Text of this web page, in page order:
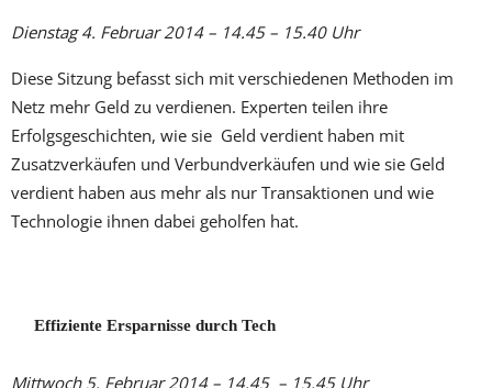
Dienstag 4. Februar 2014 – 14.45 – 15.40 Uhr
Diese Sitzung befasst sich mit verschiedenen Methoden im
Netz mehr Geld zu verdienen. Experten teilen ihre
Erfolgsgeschichten, wie sie Geld verdient haben mit
Zusatzverkäufen und Verbundverkäufen und wie sie Geld
verdient haben aus mehr als nur Transaktionen und wie
Technologie ihnen dabei geholfen hat.
Effiziente Ersparnisse durch Tech
Mittwoch 5. Februar 2014 – 14.45 – 15.45 Uhr